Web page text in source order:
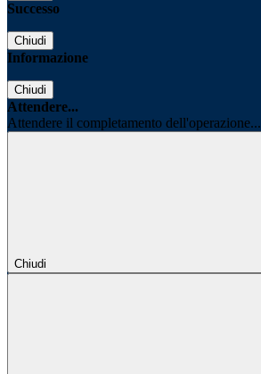
Successo
Chiudi
Informazione
Chiudi
Attendere...
Attendere il completamento dell'operazione...
Chiudi